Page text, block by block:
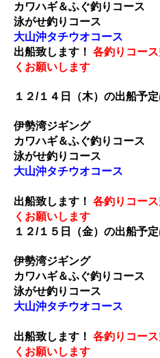
カワハギ＆ふぐ釣りコース
泳がせ釣りコース （
大山沖タチウオコース （
出船致します！ 各釣りコー
くお願いします
１２/１４ 日（木）の出船予定
伊勢湾ジギング （
カワハギ＆ふぐ釣りコース
泳がせ釣りコース （
大山沖タチウオコース （
出船致します！ 各釣りコー
くお願いします
１２/１５ 日（金）の出船予定
伊勢湾ジギング （
カワハギ＆ふぐ釣りコース
泳がせ釣りコース （
大山沖タチウオコース （
出船致します！ 各釣りコー
くお願いします